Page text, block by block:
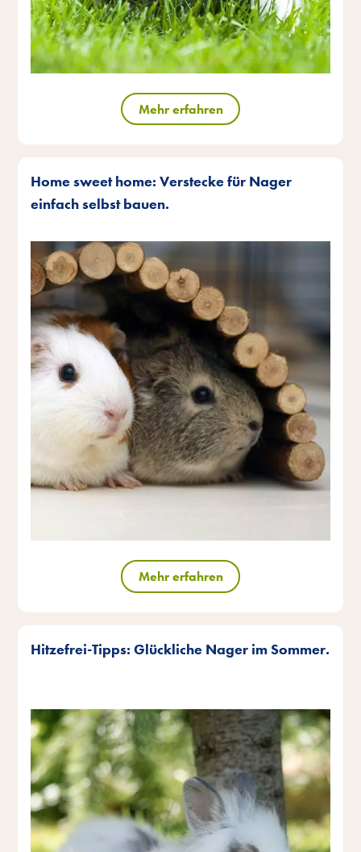
Mehr erfahren
Home sweet home: Verstecke für Nager
einfach selbst bauen.
Mehr erfahren
Hitzefrei-Tipps: Glückliche Nager im Sommer.